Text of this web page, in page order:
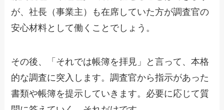
が、社長（事業主）も在席していた方が調査官の
安心材料として働くことでしょう。
その後、「それでは帳簿を拝見」と言って、本格
的な調査に突入します。調査官から指示があった
書類や帳簿を提示していきます。必要に応じて質